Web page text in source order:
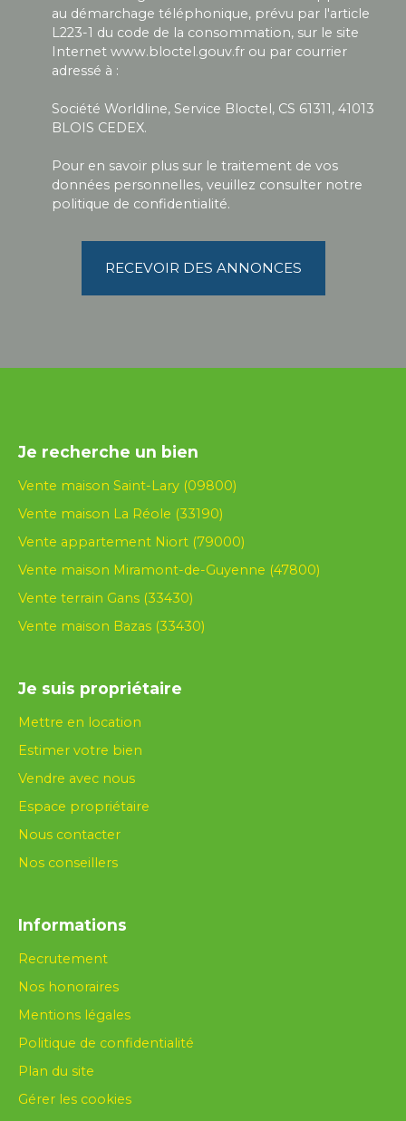
au démarchage téléphonique, prévu par l'article
L223-1 du code de la consommation, sur le site
Internet www.bloctel.gouv.fr ou par courrier
adressé à :
Société Worldline, Service Bloctel, CS 61311, 41013
BLOIS CEDEX.
Pour en savoir plus sur le traitement de vos
données personnelles, veuillez consulter notre
politique de confidentialité.
RECEVOIR DES ANNONCES
Je recherche un bien
Vente maison Saint-Lary (09800)
Vente maison La Réole (33190)
Vente appartement Niort (79000)
Vente maison Miramont-de-Guyenne (47800)
Vente terrain Gans (33430)
Vente maison Bazas (33430)
Je suis propriétaire
Mettre en location
Estimer votre bien
Vendre avec nous
Espace propriétaire
Nous contacter
Nos conseillers
Informations
Recrutement
Nos honoraires
Mentions légales
Politique de confidentialité
Plan du site
Gérer les cookies